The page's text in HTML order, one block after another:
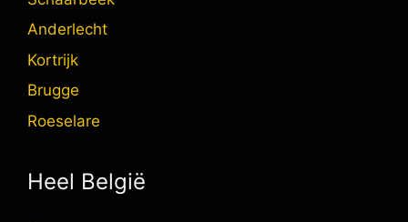
Anderlecht
Kortrijk
Brugge
Roeselare
Heel België